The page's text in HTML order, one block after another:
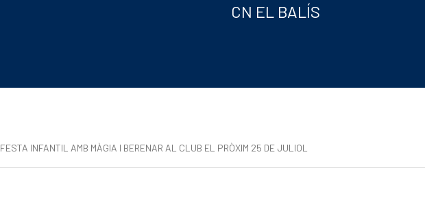
CN EL BALÍS
FESTA INFANTIL AMB MÀGIA I BERENAR AL CLUB EL PRÒXIM 25 DE JULIOL